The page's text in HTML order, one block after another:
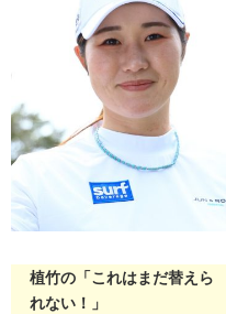
植竹の「これはまだ替えら
れない！」